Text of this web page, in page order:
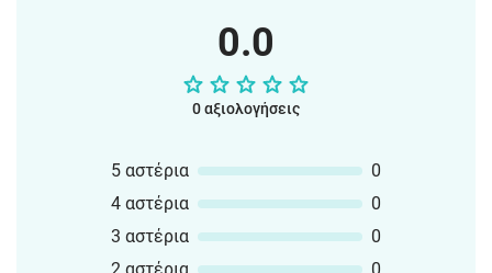
0.0
0 αξιολογήσεις
5 αστέρια
0
4 αστέρια
0
3 αστέρια
0